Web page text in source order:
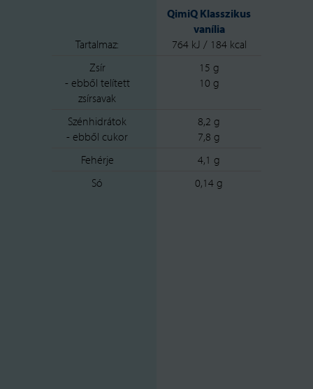
QimiQ Klasszikus
vanília
Tartalmaz:
764 kJ / 184 kcal
Zsír
15 g
- ebből telített
zsírsavak
10 g
Szénhidrátok
8,2 g
- ebből cukor
7,8 g
Fehérje
4,1 g
Só
0,14 g